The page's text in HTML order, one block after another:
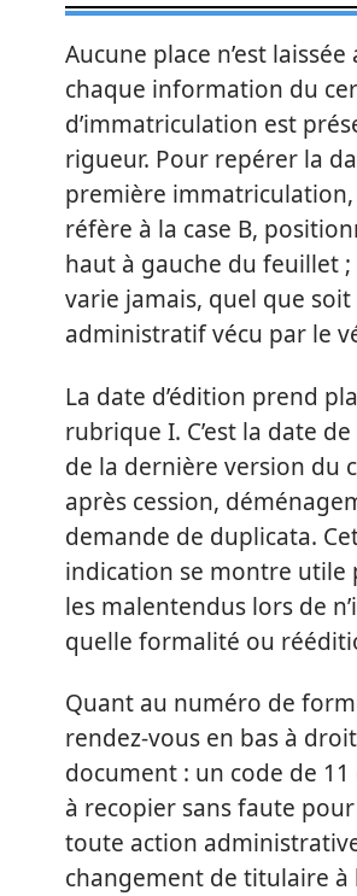
Aucune place n’est
chaque information du
d’immatriculation est
rigueur. Pour repérer la
première immatriculation,
réfère à la case B,
haut à gauche du feuillet ;
varie jamais, quel que soit
administratif vécu par le
La date d’édition prend
rubrique I. C’est la date
de la dernière version du
après cession,
demande de duplicata.
indication se montre utile
les malentendus lors de
quelle formalité ou
Quant au numéro de
rendez-vous en bas à
document : un code de 11
à recopier sans faute
toute action
changement de titulaire à